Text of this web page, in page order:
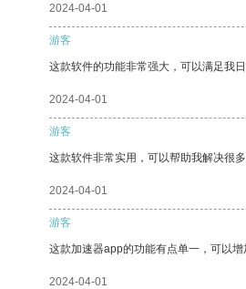
2024-04-01
游客
这款软件的功能非常强大，可以满足我日
2024-04-01
游客
这款软件非常实用，可以帮助我解决很多
2024-04-01
游客
这款加速器app的功能有点单一，可以
2024-04-01